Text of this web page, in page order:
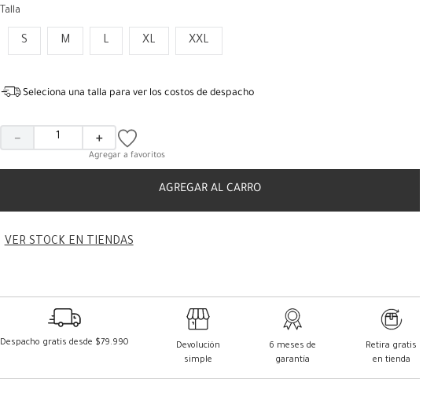
Talla
S M L XL XXL
Seleciona una talla para ver los costos de despacho
＋
－
AGREGAR AL CARRO
VER STOCK EN TIENDAS
Despacho gratis desde $79.990
Devolución
simple
6 meses de
garantía
Retira gratis
en tienda